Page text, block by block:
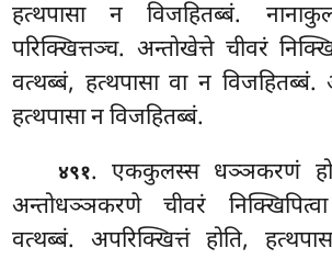
हत्थपासा न विजहितब्बं.
परिक्खित्तञ्च. अन्तोखेत्ते चीवरं
वत्थब्बं, हत्थपासावा न विजहितब्बं.
हत्थपासा न विजहितब्बं.
४९१. एककुलस्स धञ्ञकरणं
अन्तोधञ्ञकरणे चीवरं
वत्थब्बं. अपरिक्खित्तं होति,